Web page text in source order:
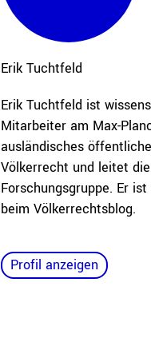
Erik Tuchtfeld
Erik Tuchtfeld ist
Mitarbeiter am Max-
ausländisches
Völkerrecht und leitet
Forschungsgruppe. Er
beim Völkerrechtsblog.
Profil anzeigen